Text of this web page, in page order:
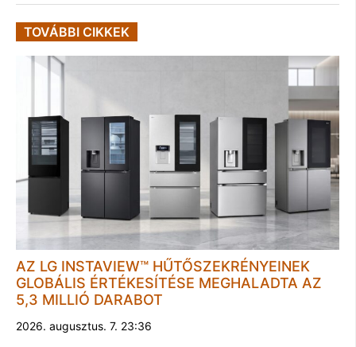
TOVÁBBI CIKKEK
AZ LG INSTAVIEW™ HŰTŐSZEKRÉNYEINEK
GLOBÁLIS ÉRTÉKESÍTÉSE MEGHALADTA AZ
5,3 MILLIÓ DARABOT
2026. augusztus. 7. 23:36